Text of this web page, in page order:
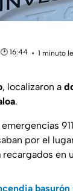
16:44
1 minuto
, localizaron a
.
por el
recargados en